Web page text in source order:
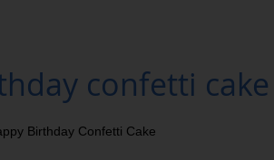
confetti cake
Birthday Confetti Cake